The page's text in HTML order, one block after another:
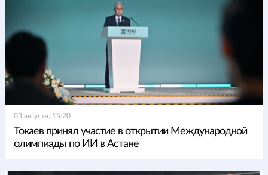
03 августа, 15:20
Токаев принял участие в открытии Международной
олимпиады по ИИ в Астане